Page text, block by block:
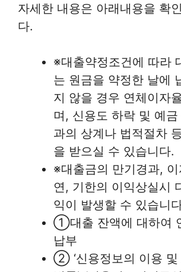
자세한 내용은 아래내용을 확
다.
※대출약정조건에 따라
는 원금을 약정한 날에
지 않을 경우 연체이자
며, 신용도 하락 및 예
과의 상계나 법적절차
을 받으실 수 있습니다.
※대출금의 만기경과, 이
연, 기한의 이익상실시
익이 발생할 수 있습니
①대출 잔액에 대하여
납부
② ‘신용정보의 이용 및